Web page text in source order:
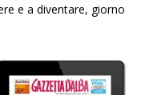
e a diventare, giorno